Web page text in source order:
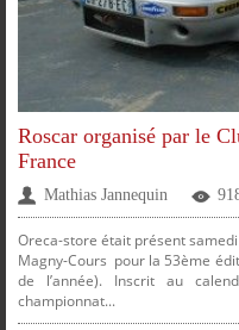
PLUS
FACEBOOKTWITTER
SUR SUR
PARTAGERPARTAGERPARTAGER
Roscar organisé par le
France
Mathias Jannequin
Oreca-store était présent
Magny-Cours pour la 53ème
de l’année). Inscrit au
championnat...